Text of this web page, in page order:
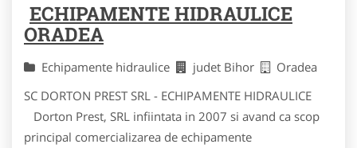
ECHIPAMENTE HIDRAULICE
ORADEA
Echipamente hidraulice judet Bihor
Oradea
SC DORTON PREST SRL - ECHIPAMENTE HIDRAULICE
Dorton Prest, SRL infiintata in 2007 si avand ca scop
principal comercializarea de echipamente